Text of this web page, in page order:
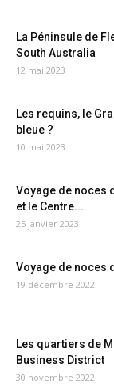
La Péninsule de
South Australia
12 mai 2023
Les requins, le
bleue ?
10 mai 2023
Voyage de noces
et le Centre...
25 janvier 2023
Voyage de noces
19 décembre 2022
Les quartiers de
Business District
30 novembre 2022